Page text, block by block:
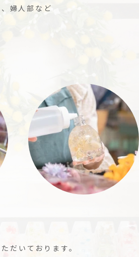
婦人部など
だいております。